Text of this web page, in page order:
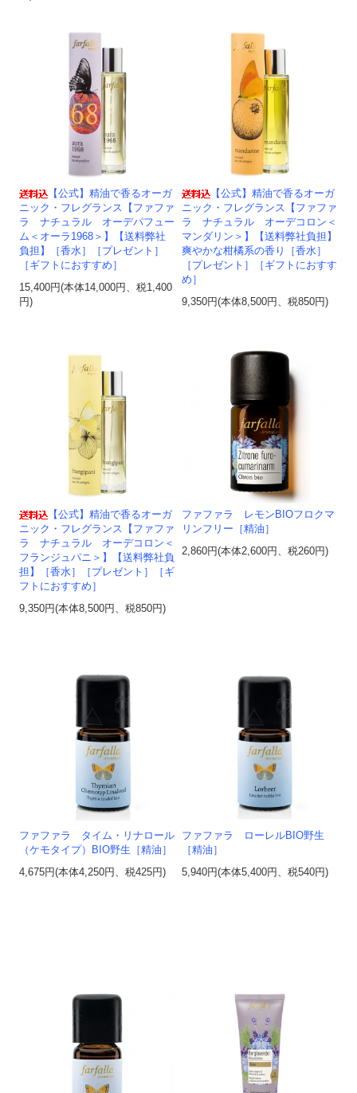
【公式】精油で香るオーガ
ニック・フレグランス【ファファ
ラ ナチュラル オーデパフュー
ム＜オーラ1968＞】【送料弊社
負担】［香水］［プレゼント］
［ギフトにおすすめ］
15,400円(本体14,000円、税1,400
円)
【公式】精油で香るオーガ
ニック・フレグランス【ファファ
ラ ナチュラル オーデコロン＜
マンダリン＞】【送料弊社負担】
爽やかな柑橘系の香り［香水］
［プレゼント］［ギフトにおすす
め］
9,350円(本体8,500円、税850円)
【公式】精油で香るオーガ
ニック・フレグランス【ファファ
ラ ナチュラル オーデコロン＜
フランジュパニ＞】【送料弊社負
担】［香水］［プレゼント］［ギ
フトにおすすめ］
9,350円(本体8,500円、税850円)
ファファラ レモンBIOフロクマ
リンフリー［精油］
2,860円(本体2,600円、税260円)
ファファラ タイム・リナロール
（ケモタイプ）BIO野生［精油］
4,675円(本体4,250円、税425円)
ファファラ ローレルBIO野生
［精油］
5,940円(本体5,400円、税540円)